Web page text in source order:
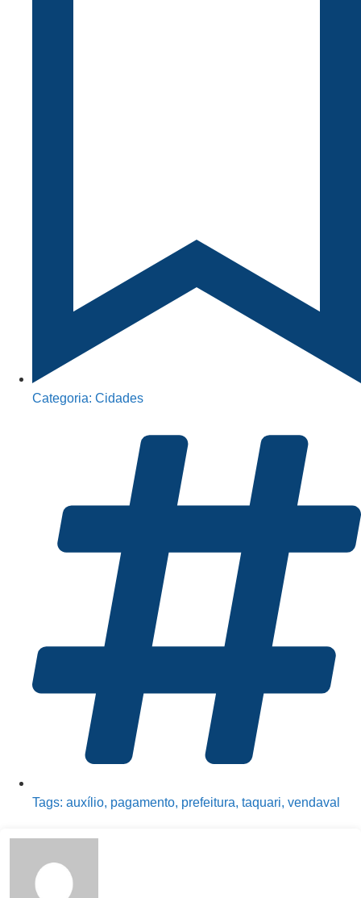
Categoria: Cidades
Tags: auxílio, pagamento, prefeitura, taquari, vendaval